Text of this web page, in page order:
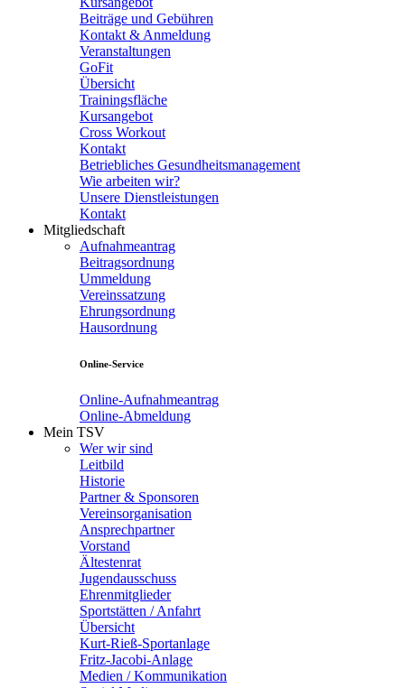
Beiträge und Gebühren
Kontakt & Anmeldung
Veranstaltungen
GoFit
Übersicht
Trainingsfläche
Kursangebot
Cross Workout
Kontakt
Betriebliches Gesundheitsmanagement
Wie arbeiten wir?
Unsere Dienstleistungen
Kontakt
Mitgliedschaft
Aufnahmeantrag
Beitragsordnung
Ummeldung
Vereinssatzung
Ehrungsordnung
Hausordnung
Online-Service
Online-Aufnahmeantrag
Online-Abmeldung
Mein TSV
Wer wir sind
Leitbild
Historie
Partner & Sponsoren
Vereinsorganisation
Ansprechpartner
Vorstand
Ältestenrat
Jugendausschuss
Ehrenmitglieder
Sportstätten / Anfahrt
Übersicht
Kurt-Rieß-Sportanlage
Fritz-Jacobi-Anlage
Medien / Kommunikation